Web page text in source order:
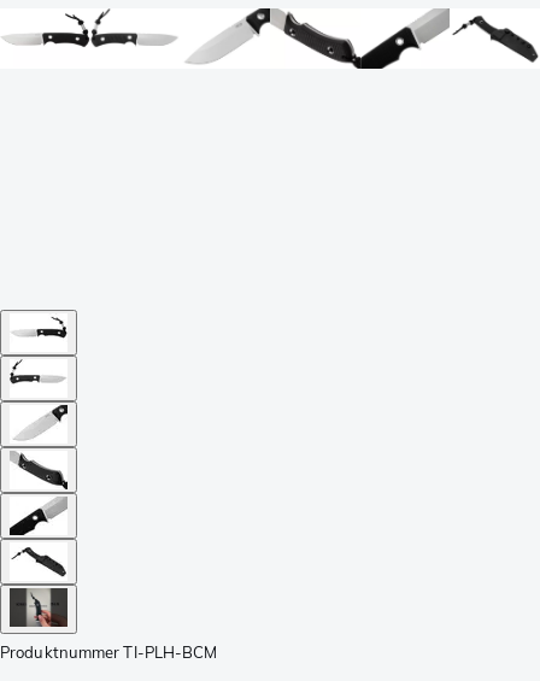
Produktnummer TI-PLH-BCM